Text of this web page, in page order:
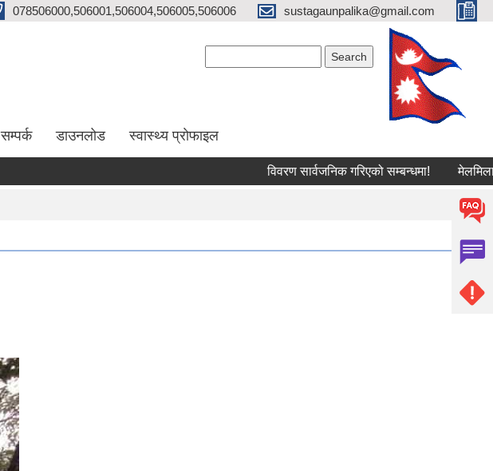
078506000,506001,506004,506005,506006 sustagaunpalika@gmail.com
सम्पर्क डाउनलोड स्वास्थ्य प्राेफाइल
विवरण सार्वजनिक गरिएको सम्बन्धमा!